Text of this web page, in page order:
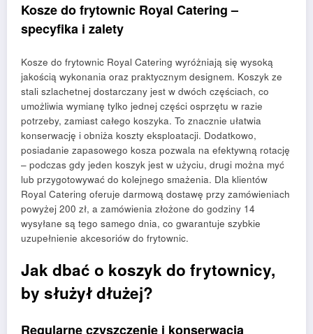
Kosze do frytownic Royal Catering –
specyfika i zalety
Kosze do frytownic Royal Catering wyróżniają się wysoką
jakością wykonania oraz praktycznym designem. Koszyk ze
stali szlachetnej dostarczany jest w dwóch częściach, co
umożliwia wymianę tylko jednej części osprzętu w razie
potrzeby, zamiast całego koszyka. To znacznie ułatwia
konserwację i obniża koszty eksploatacji. Dodatkowo,
posiadanie zapasowego kosza pozwala na efektywną rotację
– podczas gdy jeden koszyk jest w użyciu, drugi można myć
lub przygotowywać do kolejnego smażenia. Dla klientów
Royal Catering oferuje darmową dostawę przy zamówieniach
powyżej 200 zł, a zamówienia złożone do godziny 14
wysyłane są tego samego dnia, co gwarantuje szybkie
uzupełnienie akcesoriów do frytownic.
Jak dbać o koszyk do frytownicy,
by służył dłużej?
Regularne czyszczenie i konserwacja